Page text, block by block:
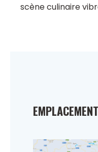
scène culinaire